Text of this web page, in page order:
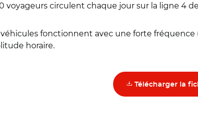
voyageurs circulent chaque jour sur la ligne 4
fonctionnent avec une forte
horaire.
Télécharger la